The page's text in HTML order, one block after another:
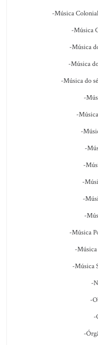
-Música
-Música
-Música
-Música
-Música do
-
-
-
-
-
-
-
-
-Música
-
-Música
-
-
-
-